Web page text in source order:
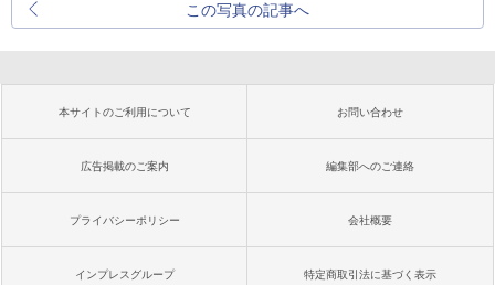
この写真の記事へ
本サイトのご利用について お問い合わせ
広告掲載のご案内 編集部へのご連絡
プライバシーポリシー 会社概要
インプレスグループ 特定商取引法に基づく表示